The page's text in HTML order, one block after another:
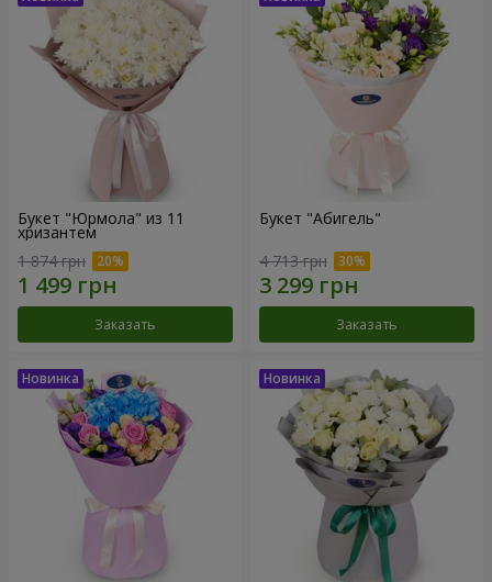
Букет "Юрмола" из 11
хризантем
1 874 грн
Заказать
Букет "Абигель"
4 713 грн
Заказать